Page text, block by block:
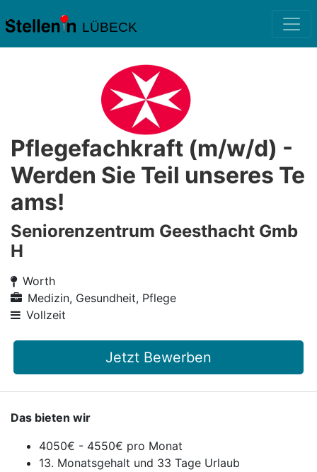
LÜBECK
Pflegefachkraft (m/w/d) -
Werden Sie Teil unseres Te
ams!
Seniorenzentrum Geesthacht Gmb
H
Worth
Medizin, Gesundheit, Pflege
Vollzeit
Jetzt Bewerben
Das bieten wir
4050€ - 4550€ pro Monat
13. Monatsgehalt und 33 Tage Urlaub